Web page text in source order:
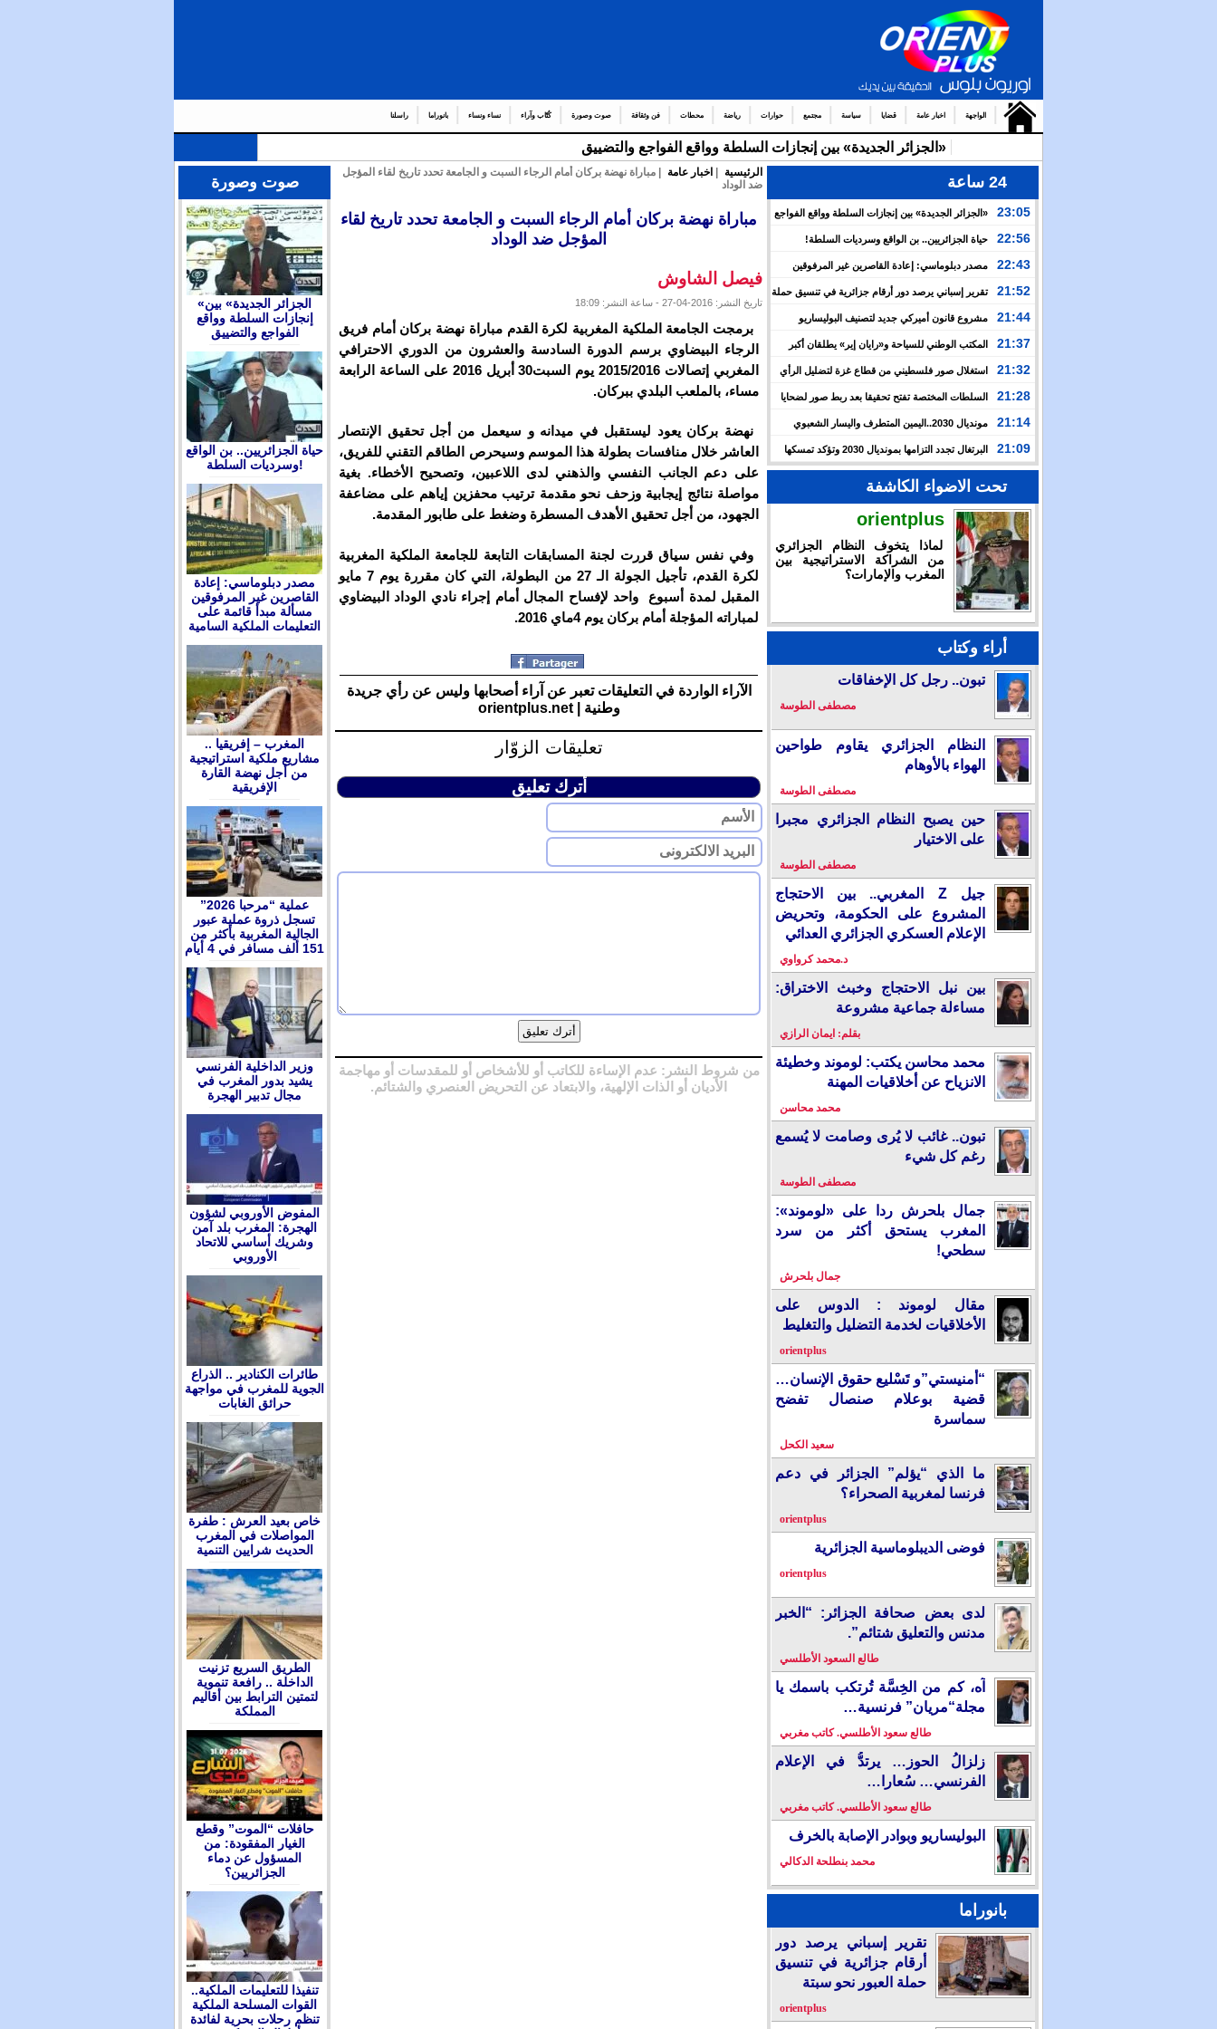
الواجهة اخبار عامة قضايا سياسة مجتمع حوارات رياضة محطات فن وثقافة صوت وصورة كُتّاب وآراء نساء ونساء بانوراما راسلنا
«الجزائر الجديدة» بين إنجازات السلطة وواقع الفواجع والتضييق
24 ساعة
23:05
«الجزائر الجديدة» بين إنجازات السلطة وواقع الفواجع
والتضييق
22:56 حياة الجزائريين.. بن الواقع وسرديات السلطة!
22:43
مصدر دبلوماسي: إعادة القاصرين غير المرفوقين
مسألة مبدأ قائمة على التعليمات الملكية السامية
21:52
تقرير إسباني يرصد دور أرقام جزائرية في تنسيق حملة
العبور نحو سبتة
21:44
مشروع قانون أميركي جديد لتصنيف البوليساريو
منظمة إرهابية
21:37
المكتب الوطني للسياحة و«رايان إير» يطلقان أكبر
برنامج جوي شتوي نحو المغرب
21:32
استغلال صور فلسطيني من قطاع غزة لتضليل الرأي
العام بشأن أحداث سبتة
21:28
السلطات المختصة تفتح تحقيقا بعد ربط صور لضحايا
حرب غزة بأحداث سبتة
21:14
مونديال 2030..اليمين المتطرف واليسار الشعبوي
يوظفان الهجرة لاستهداف المغرب
21:09
البرتغال تجدد التزامها بمونديال 2030 وتؤكد تمسكها
بالشراكة مع المغرب وإسبانيا
تحت الاضواء الكاشفة
orientplus
لماذا يتخوف النظام الجزائري
من الشراكة الاستراتيجية بين
المغرب والإمارات؟
أراء وكتاب
تبون.. رجل كل الإخفاقات
مصطفى الطوسة
النظام الجزائري يقاوم طواحين
الهواء بالأوهام
مصطفى الطوسة
حين يصبح النظام الجزائري مجبرا
على الاختيار
مصطفى الطوسة
جيل Z المغربي.. بين الاحتجاج
المشروع على الحكومة، وتحريض
الإعلام العسكري الجزائري العدائي
د.محمد كرواوي
بين نبل الاحتجاج وخبث الاختراق:
مساءلة جماعية مشروعة
بقلم: ايمان الرازي
محمد محاسن يكتب: لوموند وخطيئة
الانزياح عن أخلاقيات المهنة
محمد محاسن
تبون.. غائب لا يُرى وصامت لا يُسمع
رغم كل شيء
مصطفى الطوسة
جمال بلحرش ردا على «لوموند»:
المغرب يستحق أكثر من سرد
سطحي!
جمال بلحرش
مقال لوموند : الدوس على
الأخلاقيات لخدمة التضليل والتغليط
orientplus
“أمنيستي”و تَسْليع حقوق الإنسان…
قضية بوعلام صنصال تفضح
سماسرة
سعيد الكحل
ما الذي “يؤلم” الجزائر في دعم
فرنسا لمغربية الصحراء؟
orientplus
فوضى الديبلوماسية الجزائرية
orientplus
لدى بعض صحافة الجزائر: “الخبر
مدنس والتعليق شتائم”.
طالع السعود الأطلسي
آه، كم من الخِسَّة تُرتكب باسمك يا
مجلة“مريان” فرنسية…
طالع سعود الأطلسي. كاتب مغربي
زلزالُ الحوز… يرتدُّ في الإعلام
الفرنسي… سُعارا…
طالع سعود الأطلسي. كاتب مغربي
البوليساريو وبوادر الإصابة بالخرف
محمد بنطلحة الدكالي
بانوراما
تقرير إسباني يرصد دور
أرقام جزائرية في تنسيق
حملة العبور نحو سبتة
orientplus
الرئيسية اخبار عامة
| مباراة نهضة بركان أمام الرجاء السبت و الجامعة تحدد تاريخ لقاء المؤجل
ضد الوداد
مباراة نهضة بركان أمام الرجاء السبت و الجامعة تحدد تاريخ لقاء
المؤجل ضد الوداد
فيصل الشاوش
تاريخ النشر: 2016-04-27 - ساعة النشر: 18:09
برمجت الجامعة الملكية المغربية لكرة القدم مباراة نهضة بركان أمام فريق
الرجاء البيضاوي برسم الدورة السادسة والعشرون من الدوري الاحترافي
المغربي إتصالات 2015/2016 يوم السبت30 أبريل 2016 على الساعة الرابعة
مساء، بالملعب البلدي ببركان.
نهضة بركان يعود ليستقبل في ميدانه و سيعمل من أجل تحقيق الإنتصار
العاشر خلال منافسات بطولة هذا الموسم وسيحرص الطاقم التقني للفريق،
على دعم الجانب النفسي والذهني لدى اللاعبين، وتصحيح الأخطاء. بغية
مواصلة نتائج إيجابية وزحف نحو مقدمة ترتيب محفزين إياهم على مضاعفة
الجهود، من أجل تحقيق الأهدف المسطرة وضغط على طابور المقدمة.
وفي نفس سياق قررت لجنة المسابقات التابعة للجامعة الملكية المغربية
لكرة القدم، تأجيل الجولة الـ 27 من البطولة، التي كان مقررة يوم 7 مايو
المقبل لمدة أسبوع واحد لإفساح المجال أمام إجراء نادي الوداد البيضاوي
لمباراته المؤجلة أمام بركان يوم 4ماي 2016.
الآراء الواردة في التعليقات تعبر عن آراء أصحابها وليس عن رأي جريدة
وطنية | orientplus.net
تعليقات الزوّار
أترك تعليق
من شروط النشر: عدم الإساءة للكاتب أو للأشخاص أو للمقدسات أو مهاجمة
الأديان أو الذات الإلهية، والابتعاد عن التحريض العنصري والشتائم.
صوت وصورة
«الجزائر الجديدة» بين
إنجازات السلطة وواقع
الفواجع والتضييق
حياة الجزائريين.. بن الواقع
وسرديات السلطة!
مصدر دبلوماسي: إعادة
القاصرين غير المرفوقين
مسألة مبدأ قائمة على
التعليمات الملكية السامية
المغرب – إفريقيا ..
مشاريع ملكية استراتيجية
من أجل نهضة القارة
الإفريقية
عملية “مرحبا 2026”
تسجل ذروة عملية عبور
الجالية المغربية بأكثر من
151 ألف مسافر في 4 أيام
وزير الداخلية الفرنسي
يشيد بدور المغرب في
مجال تدبير الهجرة
المفوض الأوروبي لشؤون
الهجرة: المغرب بلد آمن
وشريك أساسي للاتحاد
الأوروبي
طائرات الكنادير .. الذراع
الجوية للمغرب في مواجهة
حرائق الغابات
ﺧﺎﺹ ﺑﻌﻴﺪ ﺍﻟﻌﺮﺵ : ﻃﻔﺮﺓ
ﺍﻟﻤﻮﺍﺻﻼﺕ ﻓﻲ ﺍﻟﻤﻐﺮﺏ
ﺍﻟﺤﺪﻳﺚ ﺷﺮﺍﻳﻴﻦ ﺍﻟﺘﻨﻤﻴﺔ
الطريق السريع تزنيت
الداخلة .. رافعة تنموية
لتمتين الترابط بين أقاليم
المملكة
حافلات “الموت” وقطع
الغيار المفقودة: من
المسؤول عن دماء
الجزائريين؟
تنفيذا للتعليمات الملكية..
القوات المسلحة الملكية
تنظم رحلات بحرية لفائدة